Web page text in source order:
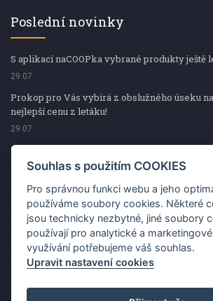
Poslední novinky
S aplikací naCOOPka vybrané produkty ještě
29.07
Prokop pro Vás vybírá z obslužného úseku
nejlepší cenu z letáku!
29.07
Prokop pro Vás vybírá z obslužného úseku
nejlepší cenu z letáku!
Kup špekáčky od Váhaly a vyhraj s
29.07
Prokop pro Vás vybírá na víkendovku ty
29.07
Souhlas s použitím COOKIES
Pro správnou funkci webu a jeho
používáme soubory cookies. Některé
jsou technicky nezbytné, jiné soubory
používají pro analytické a
využívání potřebujeme váš souhlas.
Upravit nastavení cookies